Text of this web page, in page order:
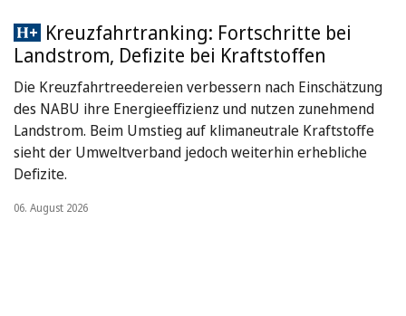
Kreuzfahrtranking: Fortschritte bei
Landstrom, Defizite bei Kraftstoffen
Die Kreuzfahrtreedereien verbessern nach Einschätzung
des NABU ihre Energieeffizienz und nutzen zunehmend
Landstrom. Beim Umstieg auf klimaneutrale Kraftstoffe
sieht der Umweltverband jedoch weiterhin erhebliche
Defizite.
06. August 2026